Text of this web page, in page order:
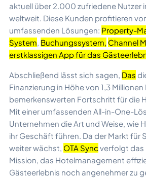
aktuell über 2.000 zufriedene Nutzer
weltweit. Diese Kunden profitieren
umfassenden Lösungen: Property-
System Buchungssystem Channel
erstklassigen App für das
Abschließend lässt sich sagen, Das
Finanzierung in Höhe von 1,3
bemerkenswerten Fortschritt für die
Mit einer umfassenden All-in-One-
Unternehmen die Art und Weise, wie
ihr Geschäft führen. Da der Markt für
weiter wächst, OTA Sync verfolgt das
Mission, das Hotelmanagement
Gästeerlebnis noch angenehmer zu